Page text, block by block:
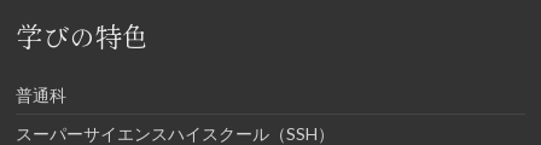
学びの特色
普通科
スーパーサイエンスハイスクール（SSH）